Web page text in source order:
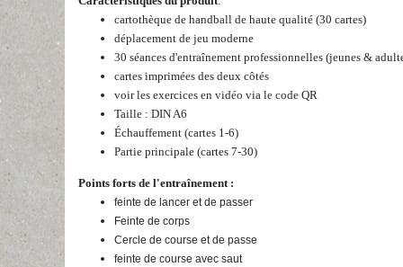
cartothèque de handball de haute qualité (30 cartes)
déplacement de jeu moderne
30 séances d'entraînement professionnelles (jeunes &
cartes imprimées des deux côtés
voir les exercices en vidéo via le code QR
Taille : DIN A6
Échauffement (cartes 1-6)
Partie principale (cartes 7-30)
Points forts de l'entraînement :
feinte de lancer et de passer
Feinte de corps
Cercle de course et de passe
feinte de course avec saut